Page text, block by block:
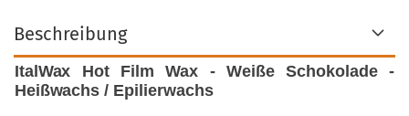
Beschreibung
ItalWax Hot Film Wax - Weiße Schokolade -
Heißwachs / Epilierwachs